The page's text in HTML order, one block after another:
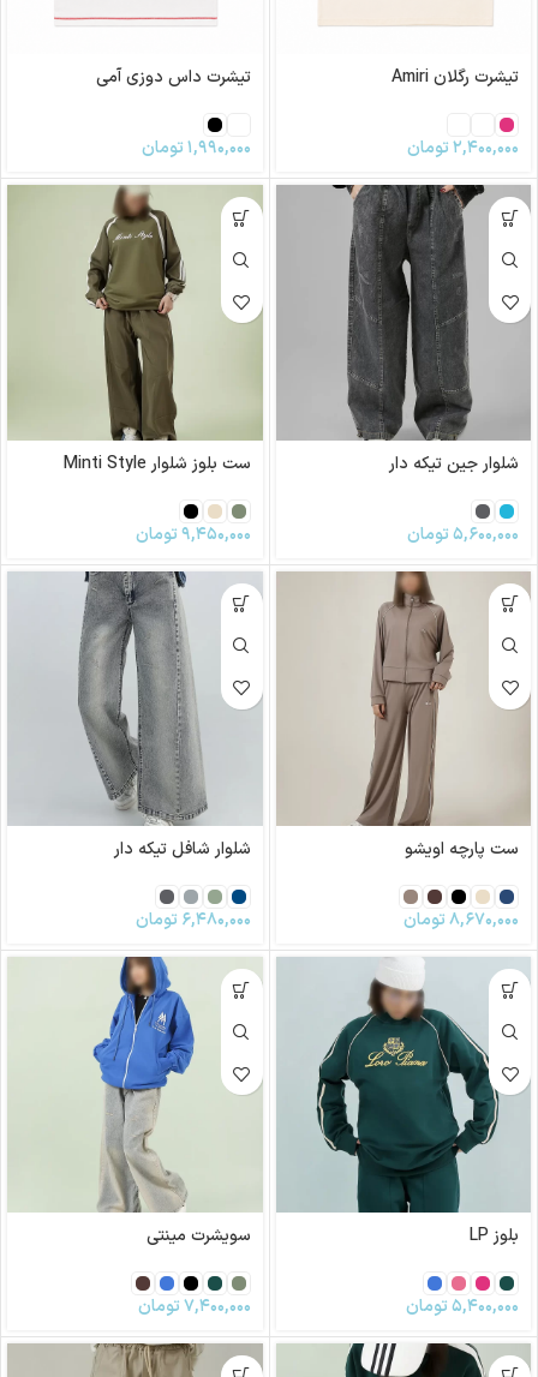
تیشرت رگلان Amiri
۲,۴۰۰,۰۰۰تومان
تیشرت داس دوزی آمی
۱,۹۹۰,۰۰۰تومان
شلوار جین تیکه دار
۵,۶۰۰,۰۰۰تومان
ست بلوز شلوار Minti Style
۹,۴۵۰,۰۰۰تومان
ست پارچه اویشو
۸,۶۷۰,۰۰۰تومان
شلوار شافل تیکه دار
۶,۴۸۰,۰۰۰ تومان
بلوز LP
۵,۴۰۰,۰۰۰تومان
سویشرت مینتی
۷,۴۰۰,۰۰۰تومان